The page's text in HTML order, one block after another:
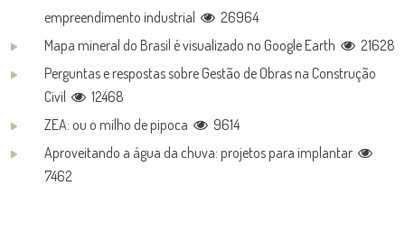
empreendimento industrial
26964
Mapa mineral do Brasil é visualizado no Google Earth
21628
Perguntas e respostas sobre Gestão de Obras na Construção
Civil
12468
ZEA: ou o milho de pipoca
9614
Aproveitando a água da chuva: projetos para implantar
7462